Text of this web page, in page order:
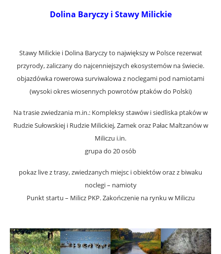
Dolina Baryczy i Stawy Milickie
Stawy Milickie i Dolina Baryczy to największy w Polsce rezerwat
przyrody, zaliczany do najcenniejszych ekosystemów na świecie.
objazdówka rowerowa surviwalowa z noclegami pod namiotami
(wysoki okres wiosennych powrotów ptaków do Polski)
Na trasie zwiedzania m.in.: Kompleksy stawów i siedliska ptaków w
Rudzie Sułowskiej i Rudzie Milickiej, Zamek oraz Pałac Maltzanów w
Miliczu i.in.
grupa do 20 osób
pokaz live z trasy, zwiedzanych miejsc i obiektów oraz z biwaku
noclegi – namioty
Punkt startu – Milicz PKP. Zakończenie na rynku w Miliczu